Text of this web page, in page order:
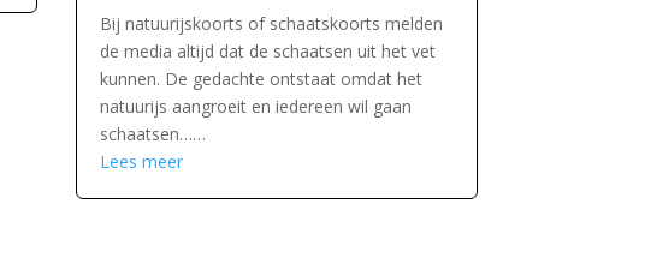
Bij natuurijskoorts of schaatskoorts melden
de media altijd dat de schaatsen uit het vet
kunnen. De gedachte ontstaat omdat het
natuurijs aangroeit en iedereen wil gaan
schaatsen……
Lees meer